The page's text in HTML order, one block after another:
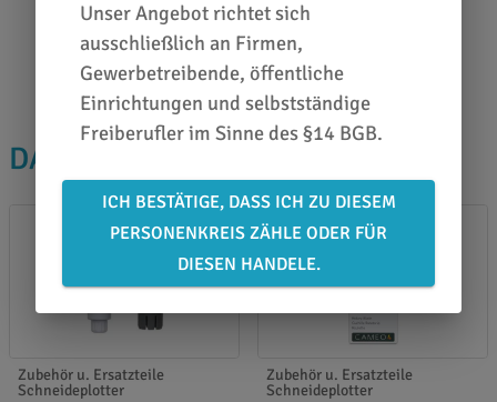
Karl Lieberz
0651 46 27 79 80
DAS PASST DAZU
Zubehör u. Ersatzteile
Schneideplotter
Zubehör u. Ersatzteile
Schneideplotter
Unser Angebot richtet sich
ausschließlich an Firmen,
Gewerbetreibende, öffentliche
Einrichtungen und selbstständige
Freiberufler im Sinne des §14 BGB.
ICH BESTÄTIGE, DASS ICH ZU DIESEM
PERSONENKREIS ZÄHLE ODER FÜR
DIESEN HANDELE.